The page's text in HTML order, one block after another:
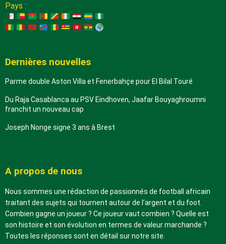
Pays :
Dernières nouvelles
Parme double Aston Villa et Fenerbahçe pour El Bilal Touré
Du Raja Casablanca au PSV Eindhoven, Jaafar Bouyaghroumni
franchit un nouveau cap
Joseph Nonge signe 3 ans à Brest
A propos de nous
Nous sommes une rédaction de passionnés de football africain
traitant des sujets qui tournent autour de l’argent et du foot.
Combien gagne un joueur ? Ce joueur vaut combien ? Quelle est
son histoire et son évolution en termes de valeur marchande ?
Toutes les réponses sont en détail sur notre site.